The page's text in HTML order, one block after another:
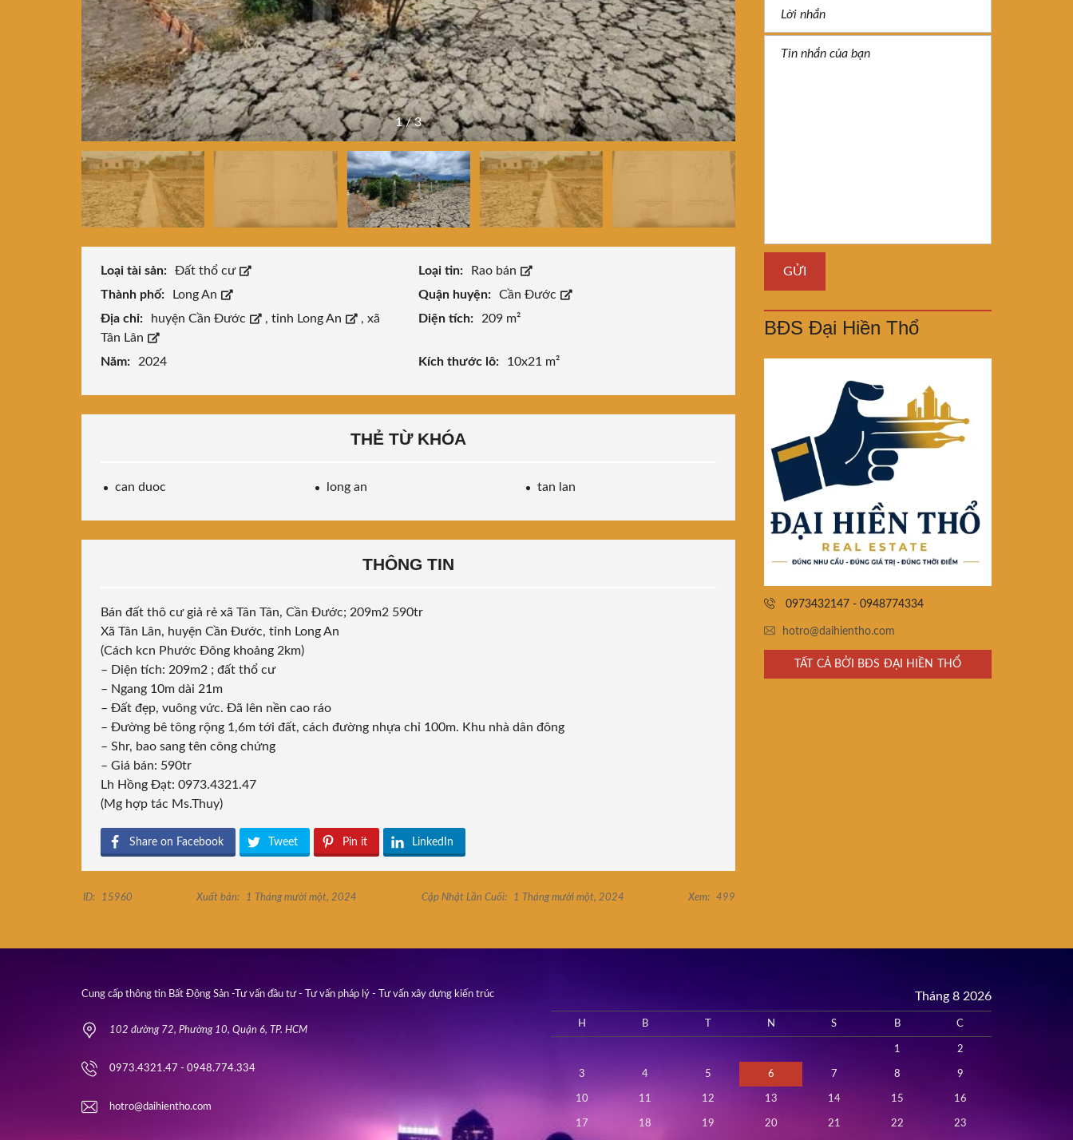
1/3
Loại tài sản: Đất thổ cư Loại tin:
Rao bán
Thành phố:
Long An Quận huyện:
Cần Đước
Địa chỉ:
huyện Cần Đước , tỉnh Long An , xã
Tân Lân
Diện tích: 209 m²
Năm: 2024 Kích thước lô: 10x21 m²
THẺ TỪ KHÓA
can duoc long an tan lan
THÔNG TIN
Bán đất thô cư giả rẻ xã Tân Tân, Cần Đước; 209m2 590tr
Xã Tân Lân, huyện Cần Đước, tỉnh Long An
(Cách kcn Phước Đông khoảng 2km)
– Diện tích: 209m2 ; đất thổ cư
– Ngang 10m dài 21m
– Đất đẹp, vuông vức. Đã lên nền cao ráo
– Đường bê tông rộng 1,6m tới đất, cách đường nhựa chỉ 100m. Khu nhà dân đông
– Shr, bao sang tên công chứng
– Giá bán: 590tr
Lh Hồng Đạt: 0973.4321.47
(Mg hợp tác Ms.Thuy)
Share on Facebook Tweet Pin it LinkedIn
ID: 15960 Xuất bản: 1 Tháng mười một, 2024 Cập Nhật Lần Cuối: 1 Tháng mười một, 2024 Xem: 499
BĐS Đại Hiền Thổ
0973432147 - 0948774334
hotro@daihientho.com
TẤT CẢ BỞI BĐS ĐẠI HIỀN THỔ
Cung cấp thông tin Bất Động Sản -Tư vấn đầu tư - Tư vấn pháp lý - Tư vấn xây dựng kiến trúc
102 đường 72, Phường 10, Quận 6, TP. HCM
0973.4321.47 - 0948.774.334
hotro@daihientho.com
Tháng 8 2026
H B N S B C
1 2
3 4 5 6 7 8 9
10 11 12 13 14 15 16
17 18 19 20 21 22 23